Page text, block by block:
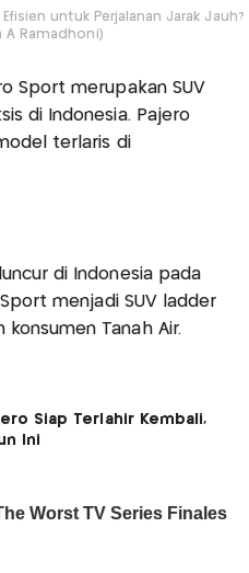
untuk Perjalanan Jarak Jauh?
A Ramadhoni)
Sport merupakan SUV
di Indonesia. Pajero
terlaris di
di Indonesia pada
menjadi SUV ladder
Tanah Air.
Siap Terlahir Kembali,
Ini